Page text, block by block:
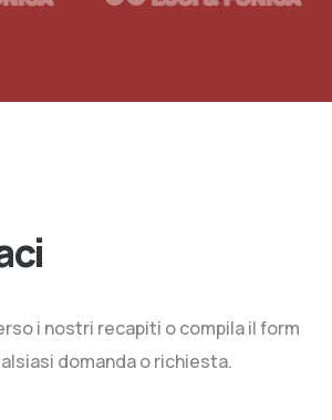
i nostri recapiti o compila il form
domanda o richiesta.